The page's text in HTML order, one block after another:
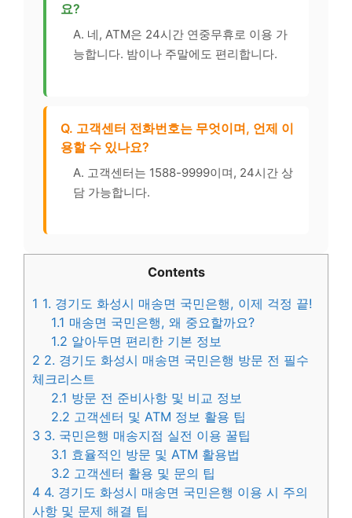
요?
A. 네, ATM은 24시간 연중무휴로 이용 가
능합니다. 밤이나 주말에도 편리합니다.
Q. 고객센터 전화번호는 무엇이며, 언제 이
용할 수 있나요?
A. 고객센터는 1588-9999이며, 24시간 상
담 가능합니다.
Contents
1 1. 경기도 화성시 매송면 국민은행, 이제 걱정 끝!
1.1 매송면 국민은행, 왜 중요할까요?
1.2 알아두면 편리한 기본 정보
2 2. 경기도 화성시 매송면 국민은행 방문 전 필수
체크리스트
2.1 방문 전 준비사항 및 비교 정보
2.2 고객센터 및 ATM 정보 활용 팁
3 3. 국민은행 매송지점 실전 이용 꿀팁
3.1 효율적인 방문 및 ATM 활용법
3.2 고객센터 활용 및 문의 팁
4 4. 경기도 화성시 매송면 국민은행 이용 시 주의
사항 및 문제 해결 팁